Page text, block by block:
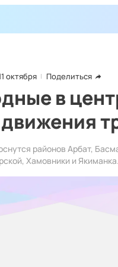
октября Поделиться
в
районов Арбат,
Хамовники и Якиманка.